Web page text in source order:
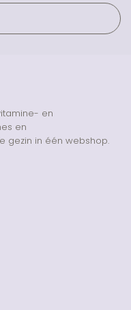
en
en
gezin in één webshop.